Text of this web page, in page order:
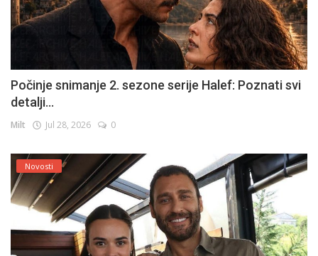
Počinje snimanje 2. sezone serije Halef: Poznati svi
detalji...
Milt Jul 28, 2026 0
Novosti